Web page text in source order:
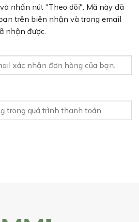
nhấn nút "Theo dõi". Mã này đã
trên biên nhận và trong email
nhận được.